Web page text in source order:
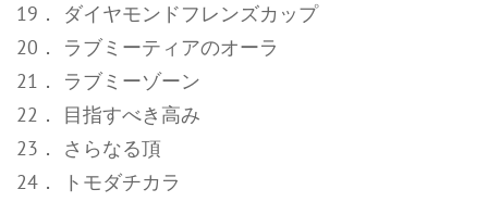
19． ダイヤモンドフレンズカップ
20． ラブミーティアのオーラ
21． ラブミーゾーン
22． 目指すべき高み
23． さらなる頂
24． トモダチカラ